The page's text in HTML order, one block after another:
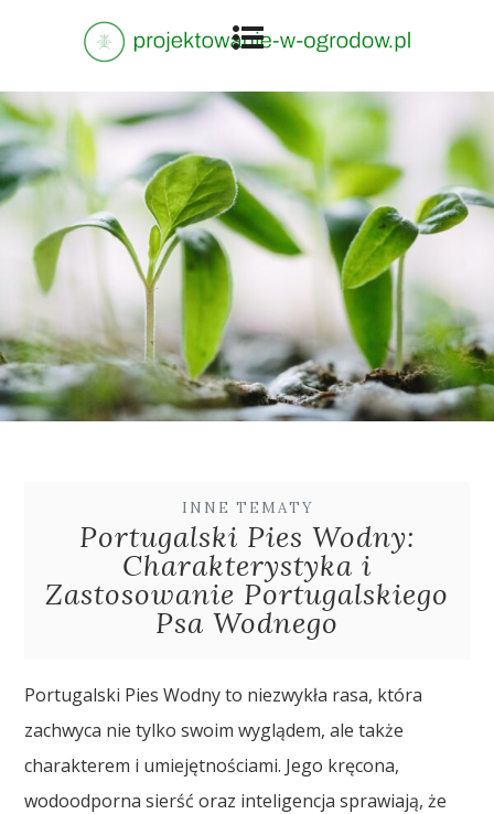
INNE TEMATY
Portugalski Pies Wodny:
Charakterystyka i
Zastosowanie Portugalskiego
Psa Wodnego
Portugalski Pies Wodny to niezwykła rasa, która
zachwyca nie tylko swoim wyglądem, ale także
charakterem i umiejętnościami. Jego kręcona,
wodoodporna sierść oraz inteligencja sprawiają, że